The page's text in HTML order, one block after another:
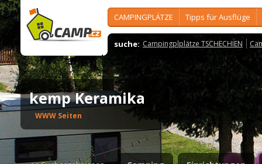
CAMPINGPLÄTZE Tipps für Ausflüge
suche: Campingplplätze TSCHECHIEN
kemp Keramika
WWW Seiten